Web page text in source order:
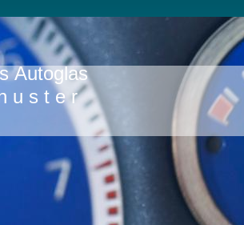
u s t e r